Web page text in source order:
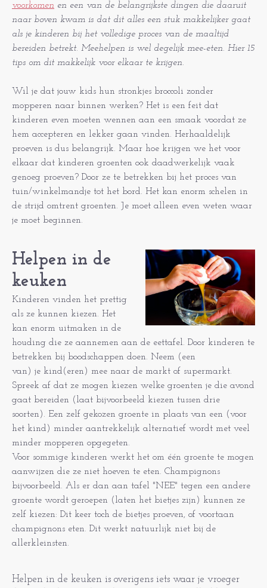
voorkomen en een van de belangrijkste dingen die daaruit
naar boven kwam is dat dit alles een stuk makkelijker gaat
als je kinderen bij het volledige proces van de maaltijd
bereiden betrekt. Meehelpen is wel degelijk mee-eten. Hier 15
tips om dit makkelijk voor elkaar te krijgen.
Wil je dat jouw kids hun stronkjes broccoli zonder
mopperen naar binnen werken? Het is een feit dat
kinderen even moeten wennen aan een smaak voordat ze
hem accepteren en lekker gaan vinden. Herhaaldelijk
proeven is dus belangrijk. Maar hoe krijgen we het voor
elkaar dat kinderen groenten ook daadwerkelijk vaak
genoeg proeven? Door ze te betrekken bij het proces van
tuin/winkelmandje tot het bord. Het kan enorm schelen in
de strijd omtrent groenten. Je moet alleen even weten waar
je moet beginnen.
Helpen in de
keuken
Kinderen vinden het prettig
als ze kunnen kiezen. Het
kan enorm uitmaken in de
houding die ze aannemen aan de eettafel. Door kinderen te
betrekken bij boodschappen doen. Neem (een
van) je kind(eren) mee naar de markt of supermarkt.
Spreek af dat ze mogen kiezen welke groenten je die avond
gaat bereiden (laat bijvoorbeeld kiezen tussen drie
soorten). Een zelf gekozen groente in plaats van een (voor
het kind) minder aantrekkelijk alternatief wordt met veel
minder mopperen opgegeten.
Voor sommige kinderen werkt het om één groente te mogen
aanwijzen die ze niet hoeven te eten. Champignons
bijvoorbeeld. Als er dan aan tafel "NEE" tegen een andere
groente wordt geroepen (laten het bietjes zijn) kunnen ze
zelf kiezen: Dit keer toch de bietjes proeven, of voortaan
champignons eten. Dit werkt natuurlijk niet bij de
allerkleinsten.
Helpen in de keuken is overigens iets waar je vroeger